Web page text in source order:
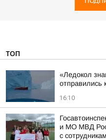
ТОП
«Ледокол
отправились
16:10
и МО МВД
с